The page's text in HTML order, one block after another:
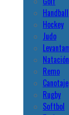
Handball
Hockey
Judo
Natación
Remo
Canotaje
Rugby
Softbol